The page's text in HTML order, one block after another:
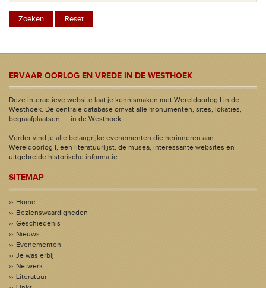
ERVAAR OORLOG EN VREDE IN DE WESTHOEK
Deze interactieve website laat je kennismaken met Wereldoorlog I in de
Westhoek. De centrale database omvat alle monumenten, sites, lokaties,
begraafplaatsen, ... in de Westhoek.
Verder vind je alle belangrijke evenementen die herinneren aan
Wereldoorlog I, een literatuurlijst, de musea, interessante websites en
uitgebreide historische informatie.
SITEMAP
Home
Bezienswaardigheden
Geschiedenis
Nieuws
Evenementen
Je was erbij
Netwerk
Literatuur